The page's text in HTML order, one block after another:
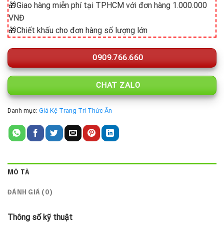
🎁Giao hàng miễn phí tại TPHCM với đơn hàng 1.000.000
VNĐ
🎁Chiết khấu cho đơn hàng số lượng lớn
0909.766.660
CHAT ZALO
Danh mục: Giá Kệ Trang Trí Thức Ăn
MÔ TẢ
ĐÁNH GIÁ (0)
Thông số kỹ thuật